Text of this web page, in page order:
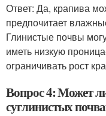
Ответ: Да, крапива
предпочитает
Глинистые почвы
иметь низкую
ограничивать рост
Вопрос 4: Может
суглинистых